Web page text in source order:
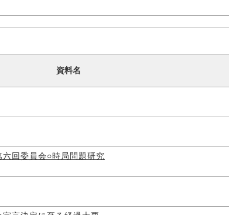
資料名
回委員会○時局問題研究